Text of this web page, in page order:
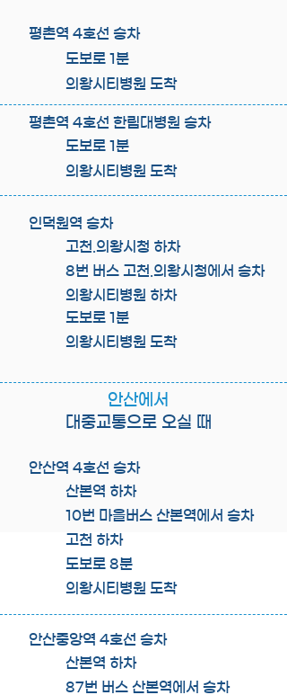
평촌역 4호선 승차
도보로 1분
의왕시티병원 도착
평촌역 4호선 한림대병원 승차
도보로 1분
의왕시티병원 도착
인덕원역 승차
고천.의왕시청 하차
8번 버스 고천.의왕시청에서 승차
의왕시티병원 하차
도보로 1분
의왕시티병원 도착
안산에서
대중교통으로 오실 때
안산역 4호선 승차
산본역 하차
10번 마을버스 산본역에서 승차
고천 하차
도보로 8분
의왕시티병원 도착
안산중앙역 4호선 승차
산본역 하차
87번 버스 산본역에서 승차